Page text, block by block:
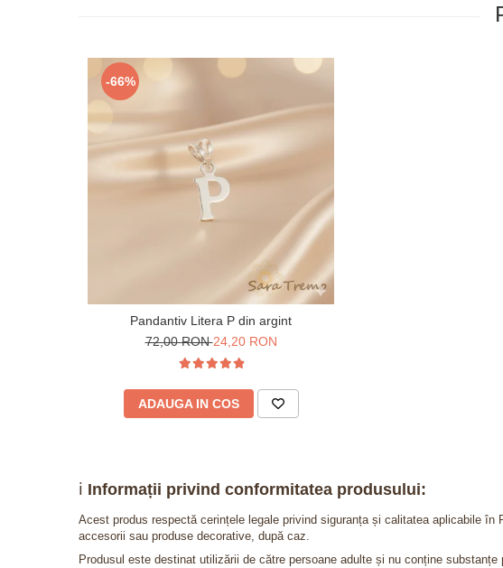
-66%
Pandantiv Litera P din argint
72,00 RON24,20 RON
ADAUGA IN COS
ℹ️ Informații privind conformitatea produsului:
Acest produs respectă cerințele legale privind siguranța și calitatea aplicabile
accesorii sau produse decorative, după caz.
Produsul este destinat utilizării de către persoane adulte și nu conține